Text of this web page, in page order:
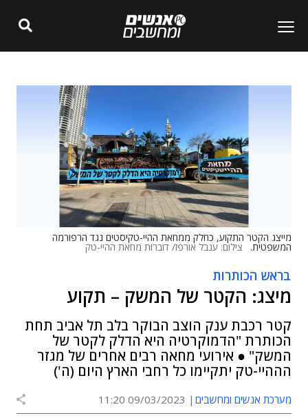
מייצג הקטר התקוע, כחלק ממחאת ההיי-טקיסטים נגד הרפורמה
המשפטית. צילום: ענבל אורפז/ דוברות מחאת ההיי-טק
בראש הכותרות
מיצג: הקטר של המשק – תקוע
קטר רכבת ענק הוצב הבוקר בלב תל אביב תחת
הכותרת "הדמוקרטיה היא הדלק לקטר של
המשק" ● אירועי מחאה רבים אחרים של מגזר
הההיי-טק יתקיימו כל רחבי הארץ היום (ה')
מערכת אנשים ומחשבים 09/03/2023 11:20